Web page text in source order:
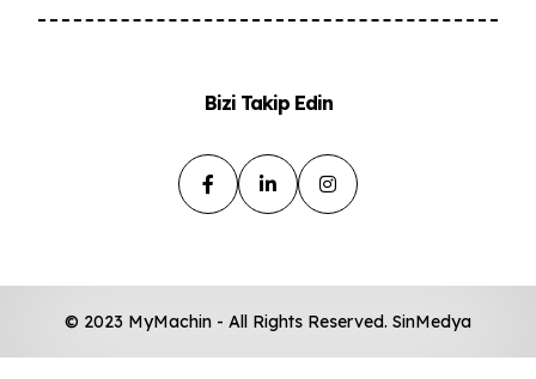
Bizi Takip Edin
© 2023 MyMachin - All Rights Reserved. SinMedya